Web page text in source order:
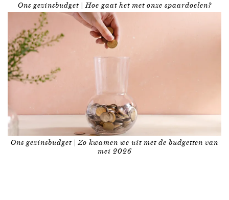
Ons gezinsbudget | Hoe gaat het met onze spaardoelen?
Ons gezinsbudget | Zo kwamen we uit met de budgetten van
mei 2026